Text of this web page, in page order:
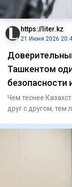
https://liter.kz
21 Июня 2026
Ташкентом
безопасности
политолог
Чем теснее
друг с другом, тем